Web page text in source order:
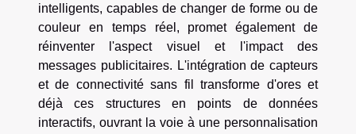
intelligents, capables de changer de forme ou de
couleur en temps réel, promet également de
réinventer l'aspect visuel et l'impact des
messages publicitaires. L'intégration de capteurs
et de connectivité sans fil transforme d'ores et
déjà ces structures en points de données
interactifs, ouvrant la voie à une personnalisation